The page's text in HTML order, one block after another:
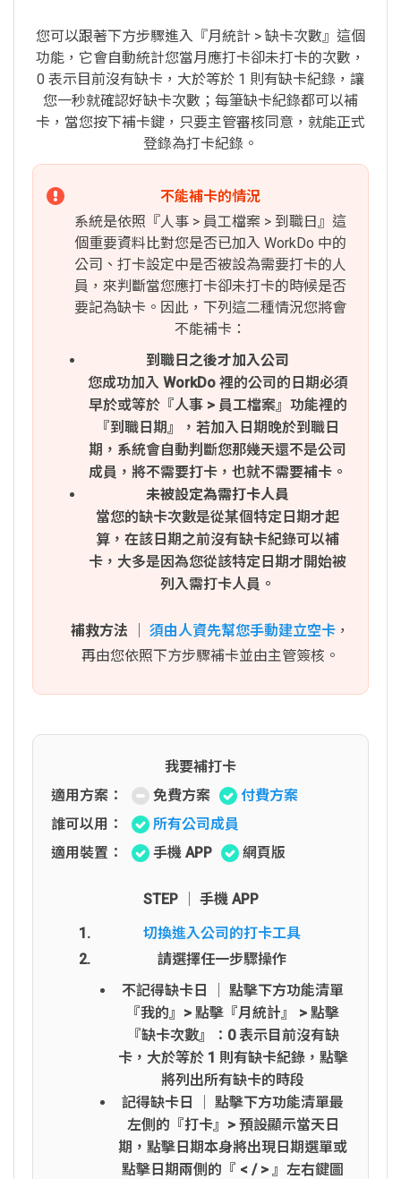
您可以跟著下方步驟進入『月統計 > 缺卡次數』這個
功能，它會自動統計您當月應打卡卻未打卡的次數，
0 表示目前沒有缺卡，大於等於 1 則有缺卡紀錄，讓
您一秒就確認好缺卡次數；每筆缺卡紀錄都可以補
卡，當您按下補卡鍵，只要主管審核同意，就能正式
登錄為打卡紀錄。
不能補卡的情況
系統是依照『人事 > 員工檔案 > 到職日』這
個重要資料比對您是否已加入 WorkDo 中的
公司、打卡設定中是否被設為需要打卡的人
員，來判斷當您應打卡卻未打卡的時候是否
要記為缺卡。因此，下列這二種情況您將會
不能補卡：
到職日之後才加入公司
您成功加入 WorkDo 裡的公司的日期必須
早於或等於『人事 > 員工檔案』功能裡的
『到職日期』，若加入日期晚於到職日
期，系統會自動判斷您那幾天還不是公司
成員，將不需要打卡，也就不需要補卡。
未被設定為需打卡人員
當您的缺卡次數是從某個特定日期才起
算，在該日期之前沒有缺卡紀錄可以補
卡，大多是因為您從該特定日期才開始被
列入需打卡人員。
補救方法 須由人資先幫您手動建立空卡 ，
再由您依照下方步驟補卡並由主管簽核。
我要補打卡
適用方案：
免費方案
付費方案
誰可以用：
所有公司成員
適用裝置：
手機 APP 網頁版
STEP │ 手機 APP
切換進入公司的打卡工具
請選擇任一步驟操作
不記得缺卡日 │ 點擊下方功能清單
『我的』> 點擊『月統計』 > 點擊
『缺卡次數』：0 表示目前沒有缺
卡，大於等於 1 則有缺卡紀錄，點擊
將列出所有缺卡的時段
記得缺卡日 │ 點擊下方功能清單最
左側的『打卡』> 預設顯示當天日
期，點擊日期本身將出現日期選單或
點擊日期兩側的『 < / > 』左右鍵圖